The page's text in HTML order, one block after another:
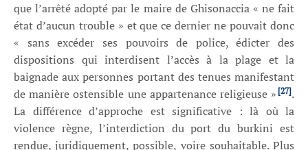
que l’arrêté adopté par le maire de Ghisonaccia « ne fait
état d’aucun trouble » et que ce dernier ne pouvait donc
« sans excéder ses pouvoirs de police, édicter des
dispositions qui interdisent l’accès à la plage et la
baignade aux personnes portant des tenues manifestant
de manière ostensible une appartenance religieuse » [27].
La différence d’approche est significative : là où la
violence règne, l’interdiction du port du burkini est
rendue, juridiquement, possible, voire souhaitable. Plus